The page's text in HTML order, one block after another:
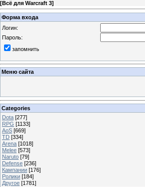
[Всё для Warcraft 3]
Форма входа
Логин:
Пароль:
запомнить
Меню сайта
Categories
Dota [277]
RPG [1133]
AoS [669]
TD [334]
Arena [1018]
Melee [573]
Naruto [79]
Defense [236]
Кампании [176]
Ролики [184]
Другое [1781]